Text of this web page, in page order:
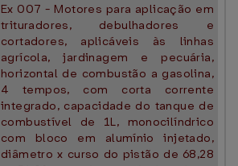
Ex 007 - Motores para aplicação em
trituradores, debulhadores e
cortadores, aplicáveis às linhas
agrícola, jardinagem e pecuária,
horizontal de combustão a gasolina,
4 tempos, com corta corrente
integrado, capacidade do tanque de
combustível de 1L, monocilíndrico
com bloco em alumínio injetado,
diâmetro x curso do pistão de 68,28